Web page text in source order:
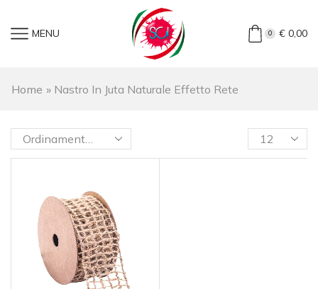
MENU 0 €0,00
Home » Nastro In Juta Naturale Effetto Rete